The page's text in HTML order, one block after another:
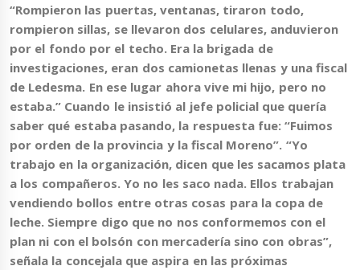
“Rompieron las puertas, ventanas, tiraron todo,
rompieron sillas, se llevaron dos celulares, anduvieron
por el fondo por el techo. Era la brigada de
investigaciones, eran dos camionetas llenas y una fiscal
de Ledesma. En ese lugar ahora vive mi hijo, pero no
estaba.” Cuando le insistió al jefe policial que quería
saber qué estaba pasando, la respuesta fue: “Fuimos
por orden de la provincia y la fiscal Moreno”. “Yo
trabajo en la organización, dicen que les sacamos plata
a los compañeros. Yo no les saco nada. Ellos trabajan
vendiendo bollos entre otras cosas para la copa de
leche. Siempre digo que no nos conformemos con el
plan ni con el bolsón con mercadería sino con obras”,
señala la concejala que aspira en las próximas